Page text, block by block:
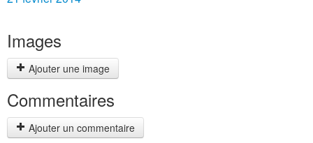
Images
Ajouter une image
Commentaires
Ajouter un commentaire